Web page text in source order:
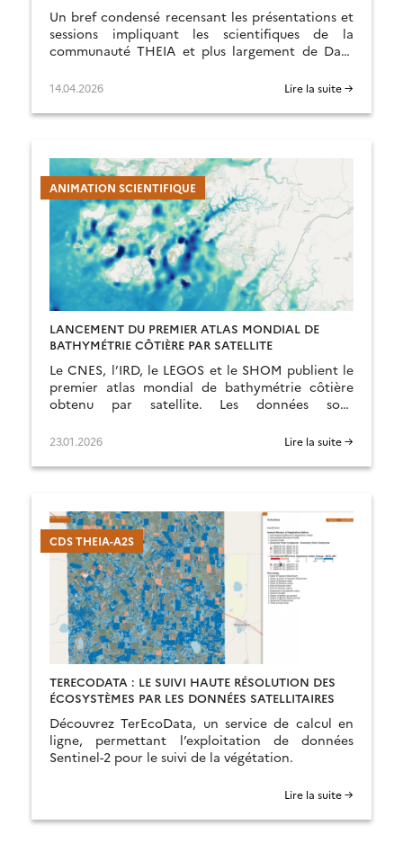
Un bref condensé recensant les présentations et
sessions impliquant les scientifiques de la
communauté THEIA et plus largement de Data
14.04.2026 Lire la suite →
ANIMATION SCIENTIFIQUE
LANCEMENT DU PREMIER ATLAS MONDIAL DE
BATHYMÉTRIE CÔTIÈRE PAR SATELLITE
Le CNES, l’IRD, le LEGOS et le SHOM publient le
premier atlas mondial de bathymétrie côtière
obtenu par satellite. Les données sont
23.01.2026 Lire la suite →
CDS THEIA-A2S
TERECODATA : LE SUIVI HAUTE RÉSOLUTION DES
ÉCOSYSTÈMES PAR LES DONNÉES SATELLITAIRES
Découvrez TerEcoData, un service de calcul en
ligne, permettant l’exploitation de données
Sentinel-2 pour le suivi de la végétation.
Lire la suite →